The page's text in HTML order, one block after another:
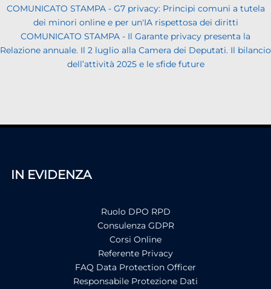
COMUNICATO STAMPA - G7 privacy: Principi comuni a tutela
dei minori online e per un'IA rispettosa dei diritti
COMUNICATO STAMPA - Il Garante privacy presenta la
Relazione annuale. Il 2 luglio alla Camera dei Deputati. Il bilancio
dell’attività 2025 e le sfide future
IN EVIDENZA
Ruolo DPO RPD
Consulenza GDPR
Corsi Online
Referente Privacy
FAQ Data Protection Officer
Responsabile Protezione Dati